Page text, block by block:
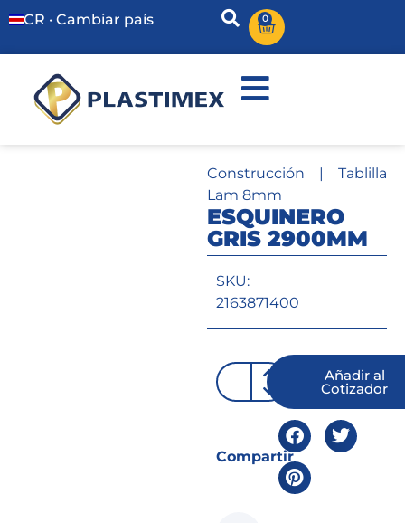
CR · Cambiar país 0
Construcción | Tablilla
Lam 8mm
ESQUINERO
GRIS 2900MM
SKU:
2163871400
Añadir al
Cotizador
Compartir